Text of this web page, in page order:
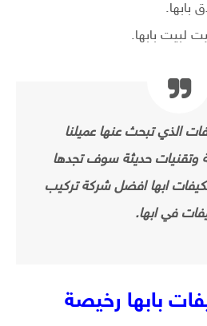
بابها.
لبيت بابها.
الذي تبحث عنها عميلنا
وتقنيات حديثة سوف تجدها
ابها افضل شركة تركيب
في ابها.
بابها رخيصة